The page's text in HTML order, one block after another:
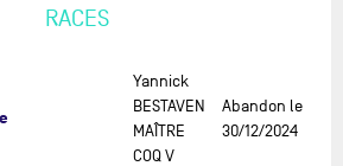
RACES
Yannick
BESTAVEN
MAÎTRE
COQ V
Abandon le
30/12/2024